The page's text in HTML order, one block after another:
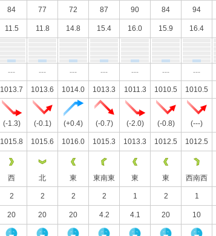
84 77 72 87 90 84 94
11.5 11.8 14.8 15.4 16.0 15.9 16.4
--- --- --- --- --- --- ---
1013.7 1013.6 1014.0 1013.3 1011.3 1010.5 1010.5
(-1.3) (-0.1) (+0.4) (-0.7) (-2.0) (-0.8) (---)
1015.8 1015.6 1016.0 1015.3 1013.3 1012.5 1012.5
西 北 東 東南東 東 東 西南西
2 2 2 2 1 2 1
20 20 20 4.2 4.1 20 10